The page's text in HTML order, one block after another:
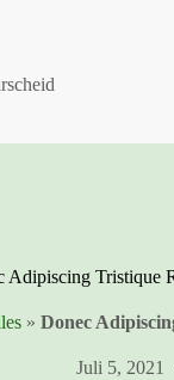
Adipiscing Tristique
» Donec
Juli 5, 2021